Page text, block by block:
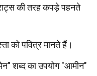
की तरह कपड़े पहनते
को पवित्र मानते हैं।
शब्द का उपयोग "आमीन"